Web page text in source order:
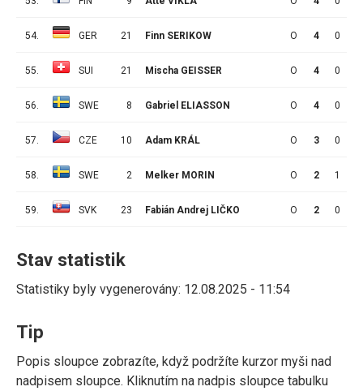
54. GER 21 Finn SERIKOW O 4 0
55. SUI 21 Mischa GEISSER O 4 0
56. SWE 8 Gabriel ELIASSON O 4 0
57. CZE 10 Adam KRÁL O 3 0
58. SWE 2 Melker MORIN O 2 1
59. SVK 23 Fabián Andrej LIČKO O 2 0
Stav statistik
Statistiky byly vygenerovány: 12.08.2025 - 11:54
Tip
Popis sloupce zobrazíte, když podržíte kurzor myši nad
nadpisem sloupce. Kliknutím na nadpis sloupce tabulku